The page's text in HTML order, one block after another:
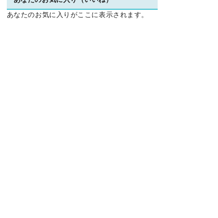
あなたのお気に入りがここに表示されます。